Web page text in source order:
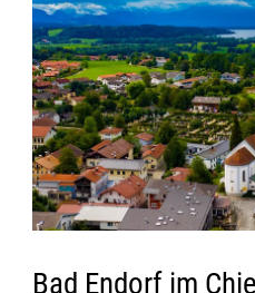
Bad Endorf im